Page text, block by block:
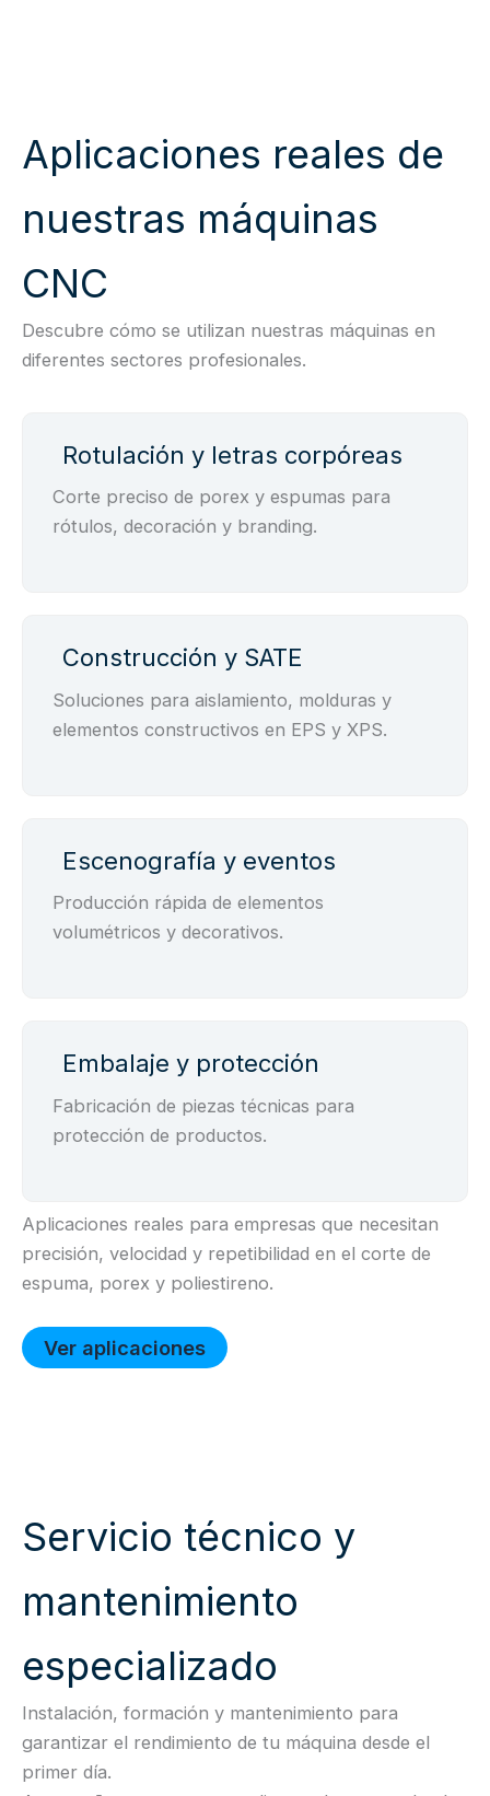
Aplicaciones reales de
nuestras máquinas
CNC
Descubre cómo se utilizan nuestras máquinas en
diferentes sectores profesionales.
Rotulación y letras corpóreas
Corte preciso de porex y espumas para
rótulos, decoración y branding.
Construcción y SATE
Soluciones para aislamiento, molduras y
elementos constructivos en EPS y XPS.
Escenografía y eventos
Producción rápida de elementos
volumétricos y decorativos.
Embalaje y protección
Fabricación de piezas técnicas para
protección de productos.
Aplicaciones reales para empresas que necesitan
precisión, velocidad y repetibilidad en el corte de
espuma, porex y poliestireno.
Ver aplicaciones
Servicio técnico y
mantenimiento
especializado
Instalación, formación y mantenimiento para
garantizar el rendimiento de tu máquina desde el
primer día.